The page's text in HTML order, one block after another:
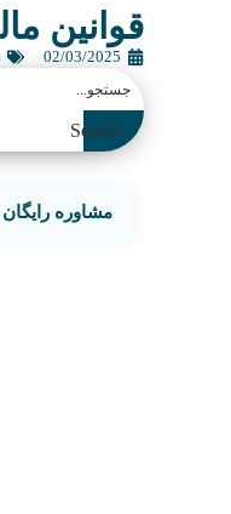
قوانین
02/03/2025
Search
مشاوره